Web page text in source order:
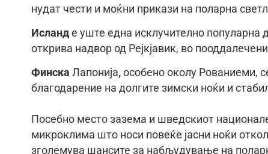
нудат чести и моќни прикази на поларна
Исланд е уште една исклучително популарна
открива надвор од Рејкјавик, во
Финска Лапонија, особено околу Рованиеми,
благодарение на долгите зимски ноќи и
Посебно место зазема и шведскиот
микроклима што носи повеќе јасни ноќи
зголемува шансите за набљудување на